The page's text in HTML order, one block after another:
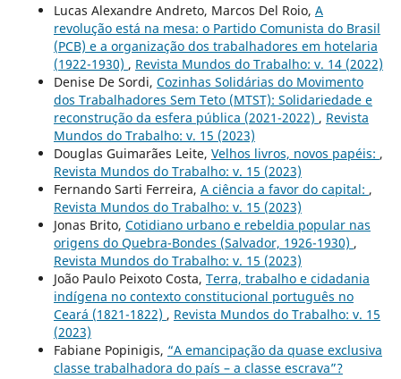
Lucas Alexandre Andreto, Marcos Del Roio, A
revolução está na mesa: o Partido Comunista do Brasil
(PCB) e a organização dos trabalhadores em hotelaria
(1922-1930) , Revista Mundos do Trabalho: v. 14 (2022)
Denise De Sordi, Cozinhas Solidárias do Movimento
dos Trabalhadores Sem Teto (MTST): Solidariedade e
reconstrução da esfera pública (2021-2022) , Revista
Mundos do Trabalho: v. 15 (2023)
Douglas Guimarães Leite, Velhos livros, novos papéis: ,
Revista Mundos do Trabalho: v. 15 (2023)
Fernando Sarti Ferreira, A ciência a favor do capital: ,
Revista Mundos do Trabalho: v. 15 (2023)
Jonas Brito, Cotidiano urbano e rebeldia popular nas
origens do Quebra-Bondes (Salvador, 1926-1930) ,
Revista Mundos do Trabalho: v. 15 (2023)
João Paulo Peixoto Costa, Terra, trabalho e cidadania
indígena no contexto constitucional português no
Ceará (1821-1822) , Revista Mundos do Trabalho: v. 15
(2023)
Fabiane Popinigis, “A emancipação da quase exclusiva
classe trabalhadora do país – a classe escrava”?